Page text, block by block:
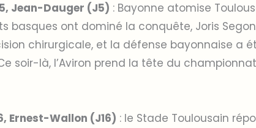
Jean-Dauger (J5) : Bayonne atomise
basques ont dominé la conquête, Joris
chirurgicale, et la défense bayonnaise a
soir-là, l’Aviron prend la tête du
Ernest-Wallon (J16) : le Stade Toulousain